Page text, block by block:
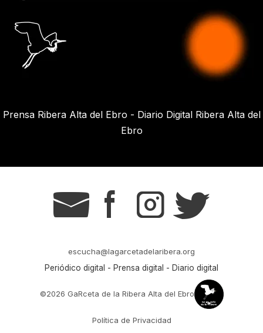
Prensa Ribera Alta del Ebro - Diario Digital Ribera Alta del
Ebro
g s t r
escucha@lagarcetadelaribera.org
Periódico digital - Prensa digital - Diario digital
©2026 GaRceta de la Ribera Alta del Ebro
Política de Privacidad